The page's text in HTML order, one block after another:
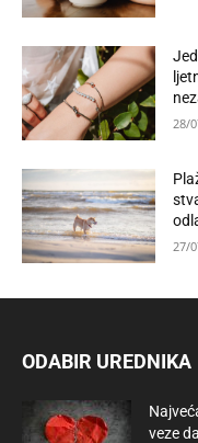
28/
27/
ODABIR UREDNIKA
veze